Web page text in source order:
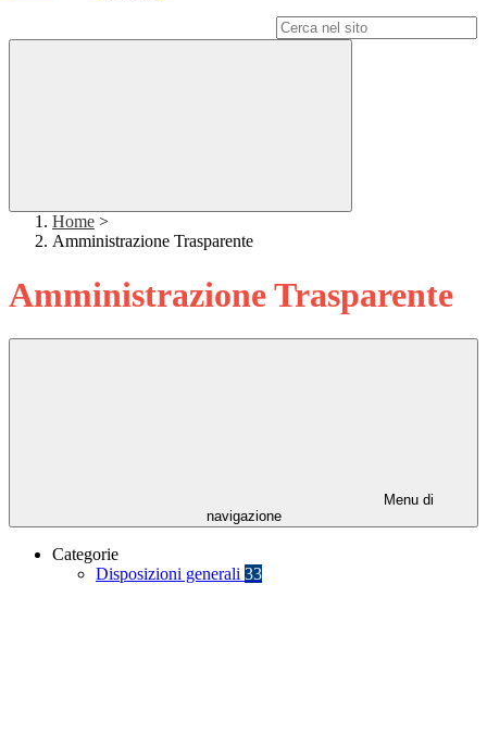
Home >
Amministrazione Trasparente
Amministrazione Trasparente
Menu di
navigazione
Categorie
Disposizioni generali 33